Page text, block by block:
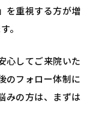
を重視する方が増
。
心してご来院いた
のフォロー体制に
みの方は、まずは